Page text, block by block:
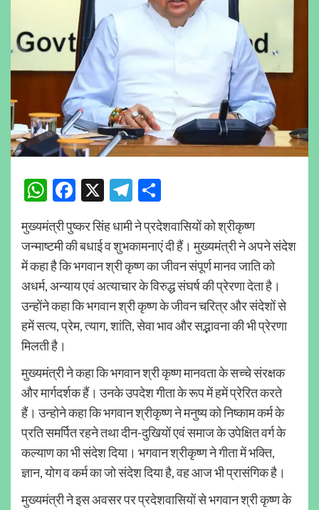
WhatsApp
Facebook
X Telegram
मुख्यमंत्री पुष्कर सिंह धामी ने प्रदेशवासियों को श्रीकृष्ण
जन्माष्टमी की बधाई व शुभकामनाएं दी हैं। मुख्यमंत्री ने अपने संदेश
में कहा है कि भगवान श्री कृष्ण का जीवन संपूर्ण मानव जाति को
अधर्म, अन्याय एवं अत्याचार के विरुद्ध संघर्ष की प्रेरणा देता है।
उन्होंने कहा कि भगवान श्री कृष्ण के जीवन चरित्र और संदेशों से
हमें सत्य, प्रेम, त्याग, शांति, सेवा भाव और सद्भावना की भी प्रेरणा
मिलती है।
मुख्यमंत्री ने कहा कि भगवान श्री कृष्ण मानवता के सच्चे संरक्षक
और मार्गदर्शक हैं। उनके उपदेश गीता के रूप में हमें प्रेरित करते
हैं। उन्होने कहा कि भगवान श्रीकृष्ण ने मनुष्य को निष्काम कर्म के
प्रति समर्पित रहने तथा दीन-दुखियों एवं समाज के उपेक्षित वर्ग के
कल्याण का भी संदेश दिया। भगवान श्रीकृष्ण ने गीता में भक्ति,
ज्ञान, योग व कर्म का जो संदेश दिया है, वह आज भी प्रासंगिक है।
मुख्यमंत्री ने इस अवसर पर प्रदेशवासियों से भगवान श्री कृष्ण के